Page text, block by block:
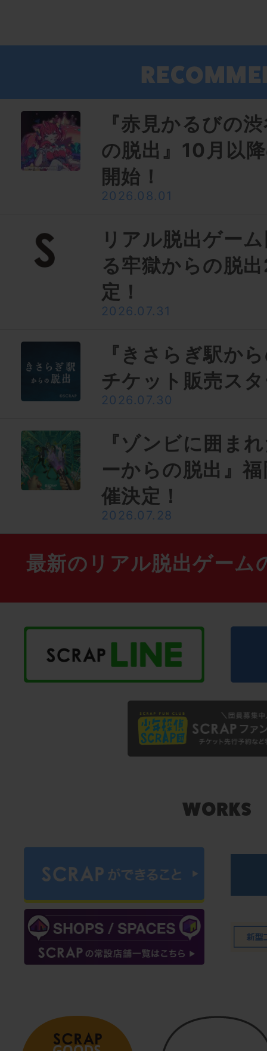
『赤見かるびの
の脱出』10月以
開始！
2026.08.01
リアル脱出ゲー
る牢獄からの脱
定！
2026.07.31
『きさらぎ駅か
チケット販売ス
2026.07.30
『ゾンビに囲ま
ーからの脱出』
催決定！
2026.07.28
最新のリアル脱出ゲーム